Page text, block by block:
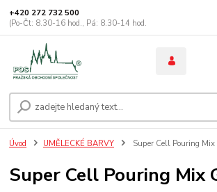
+420 272 732 500
(Po-Čt: 8.30-16 hod., Pá: 8.30-14 hod.
Úvod UMĚLECKÉ BARVY Super Cell Pouring
Super Cell Pouring Mix